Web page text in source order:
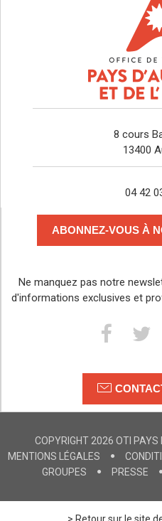
8 cours
13400
04 42
ABONNEZ-VOUS À
Ne manquez pas notre
d'informations exclusives et
COPYRIGHT 2026 OTI PAYS
MENTIONS LÉGALES
GROUPES
PRESSE